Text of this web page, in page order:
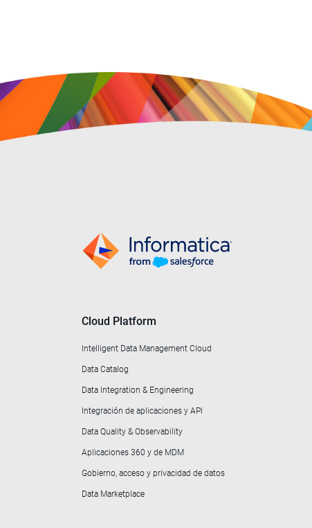
Cloud Platform
Intelligent Data Management Cloud
Data Catalog
Data Integration & Engineering
Integración de aplicaciones y API
Data Quality & Observability
Aplicaciones 360 y de MDM
Gobierno, acceso y privacidad de datos
Data Marketplace